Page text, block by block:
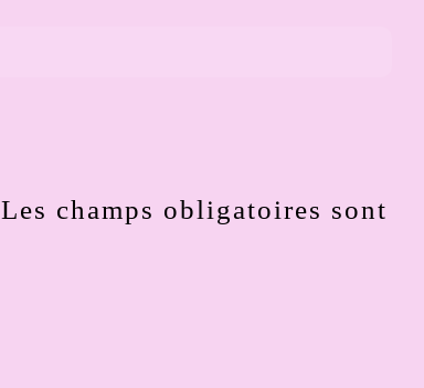
Les champs obligatoires sont